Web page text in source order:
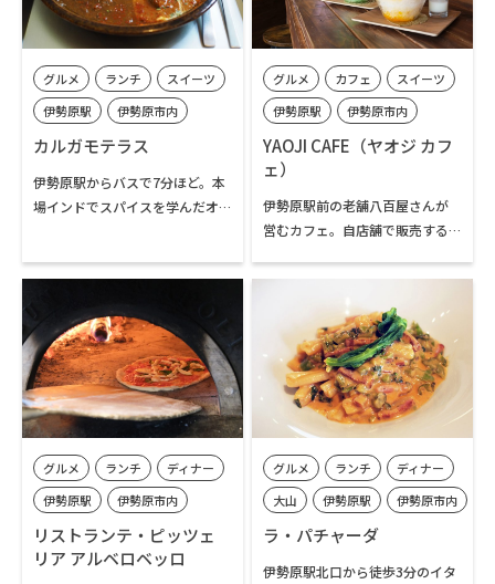
す。マルシェを運営する株式会社
がいあプロジェクトの倉庫を開
オーガニックな自然食品や雑貨
品の多くを定価の10%割引で購
参りや日向エリアのレジャーと
合わせてお立ち寄りください。
なども販売されています。なお、
日向薬師境内の売店でも週末不
さん最中を購入することができ
ます。
グルメ ランチ
スイーツ
伊勢原駅
伊勢原市内
カルガモテラス
伊勢原駅からバスで7分ほど。本
場インドでスパイスを学んだオ
ーツソースたっぷりのふわふわ
グルメ カフェ
スイーツ
伊勢原駅
伊勢原市内
YAOJI CAFE（ヤオジ カフ
ェ）
伊勢原駅前の老舗八百屋さんが
営むカフェ。自店舗で販売する
のついたものを使いフードロス
を減らすために開業。シロップ
から手作りのかき氷やバスクチ
ーズケーキなどが人気のお店で
す。
グルメ ランチ
ディナー
伊勢原駅
伊勢原市内
リストランテ・ピッツェ
リア アルベロベッロ
グルメ ランチ
ディナー
大山
伊勢原駅 伊勢原市内
ラ・パチャーダ
伊勢原駅北口から徒歩3分のイタ